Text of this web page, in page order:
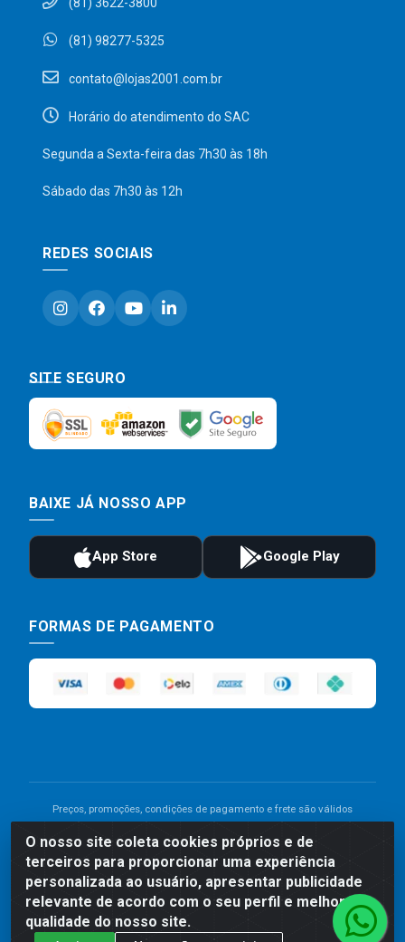
O nosso site coleta cookies próprios e de
terceiros para proporcionar uma experiência
personalizada ao usuário, apresentar publicidade
relevante de acordo com o seu perfil e melhorar a
qualidade do nosso site.
(81) 98277-5325
contato@lojas2001.com.br
Horário do atendimento do SAC
Segunda a Sexta-feira das 7h30 às 18h
Sábado das 7h30 às 12h
REDES SOCIAIS
SITE SEGURO
BAIXE JÁ NOSSO APP
FORMAS DE PAGAMENTO
Preços, promoções, condições de pagamento e frete são válidos
divergência de preço de um produto, será válido o preço que for
exibido no carrinho de compras do site no momento do pagamento.
As vendas estão sujeitas a análise e disponibilidade do estoque.
Imagens de produtos meramente ilustrativas.
Comercial de Construção 2001 LTDA - Av. Congresso